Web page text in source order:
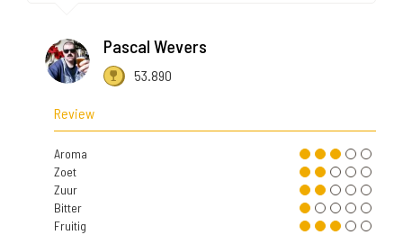
Pascal Wevers
53.890
Review
Aroma
Zoet
Zuur
Bitter
Fruitig